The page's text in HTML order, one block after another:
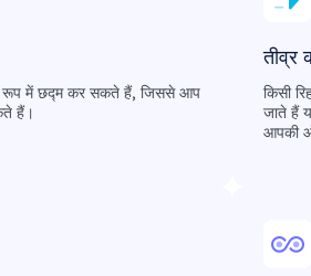
रूप में छद्म कर सकते हैं, जिससे आप
हैं।
तीव्र
किसी
जाते हैं
आपकी